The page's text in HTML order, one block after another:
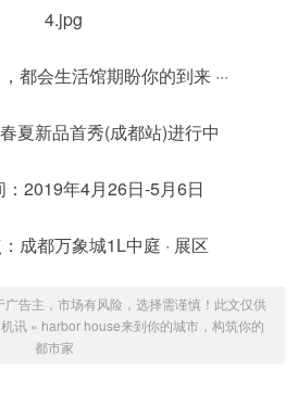
会生活馆期盼你的到来 ···
新品首秀(成都站)进行中
2019年4月26日-5月6日
都万象城1L中庭 · 展区
广告主，市场有风险，选择需谨慎！此文仅供
讯 » harbor house来到你的城市，构筑你的
都市家